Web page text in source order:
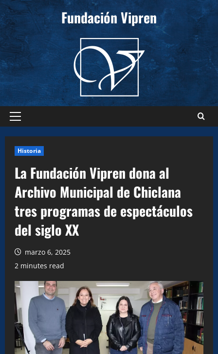
Saltar
al
contenido
Fundación Vipren
Menú
Historia
La Fundación Vipren dona al
Archivo Municipal de Chiclana
tres programas de espectáculos
del siglo XX
marzo 6, 2025
2 minutes read